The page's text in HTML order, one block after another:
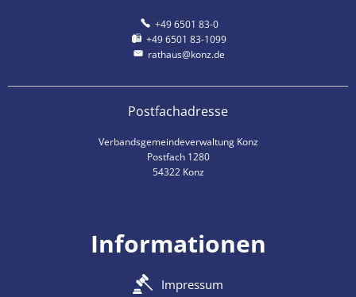
+49 6501 83-0
+49 6501 83-1099
rathaus@konz.de
Postfachadresse
Verbandsgemeindeverwaltung Konz
Postfach 1280
54322 Konz
Informationen
Impressum